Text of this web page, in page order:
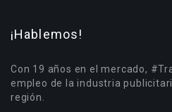
¡Hablemos!
Con 19 años en el mercado,
empleo de la industria
región.